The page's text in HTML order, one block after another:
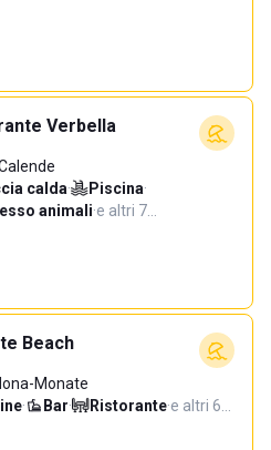
Verbella
calda· Piscina·
animali·e altri 7…
Beach
Monate
· Bar· Ristorante·e altri 6…